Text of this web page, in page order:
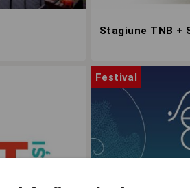
Stagiune TNB +
Festival